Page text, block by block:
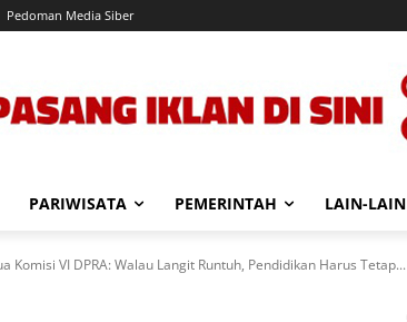
Pedoman Media Siber
PARIWISATA PEMERINTAH LAIN-LAIN
Komisi VI DPRA: Walau Langit Runtuh, Pendidikan Harus Tetap...